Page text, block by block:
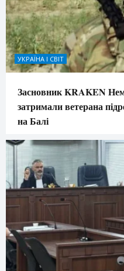
УКРАЇНА І СВІТ
Засновник KRAKEN
затримали ветерана
на Балі